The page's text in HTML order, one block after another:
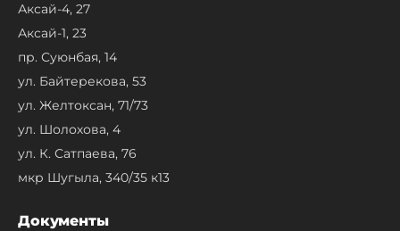
Аксай-4, 27
Аксай-1, 23
пр. Суюнбая, 14
ул. Байтерекова, 53
ул. Желтоксан, 71/73
ул. Шолохова, 4
ул. К. Сатпаева, 76
мкр Шугыла, 340/35 к13
Документы